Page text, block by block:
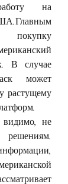
на
В случае
может
растущему
видимо, не